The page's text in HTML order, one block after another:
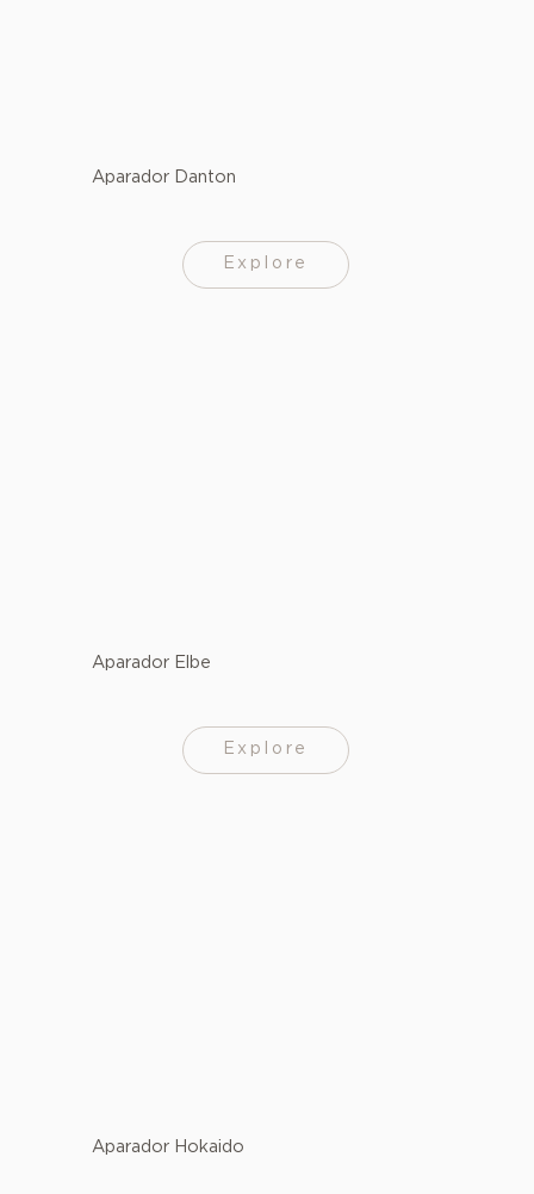
Aparador Danton
Explore
Aparador Elbe
Explore
Aparador Hokaido